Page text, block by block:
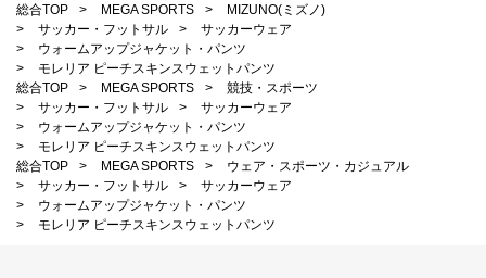
総合TOP > MEGA SPORTS >
MIZUNO(ミズノ)
>
サッカー・フットサル >
サッカーウェア
>
ウォームアップジャケット・パンツ
>
モレリア ピーチスキンスウェットパンツ
総合TOP
> MEGA SPORTS >
競技・スポーツ
>
サッカー・フットサル >
サッカーウェア
>
ウォームアップジャケット・パンツ
>
モレリア ピーチスキンスウェットパンツ
総合TOP
> MEGA SPORTS >
ウェア・スポーツ・カジュアル
>
サッカー・フットサル >
サッカーウェア
>
ウォームアップジャケット・パンツ
>
モレリア ピーチスキンスウェットパンツ